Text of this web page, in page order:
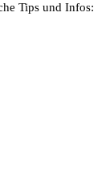
Tips und Infos: